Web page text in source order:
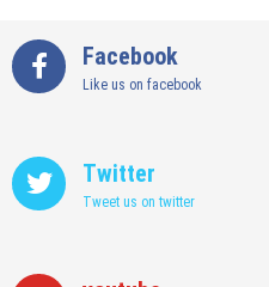
Facebook
Like us on facebook
Twitter
Tweet us on twitter